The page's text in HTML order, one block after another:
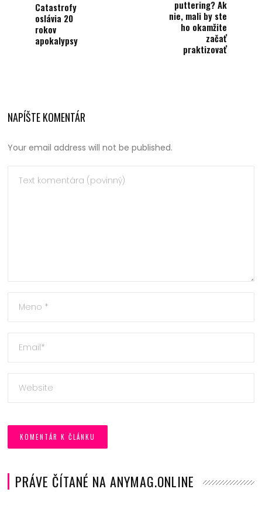
Catastrofy
oslávia 20
rokov
apokalypsy
puttering? Ak
nie, mali by ste
ho okamžite
začať
praktizovať
NAPÍŠTE KOMENTÁR
Your email address will not be published.
PRÁVE ČÍTANÉ NA ANYMAG.ONLINE